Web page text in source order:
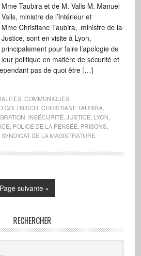
Mme Taubira et de M. Valls M. Manuel
Valls, ministre de l’Intérieur et
Mme Christiane Taubira, ministre de la
Justice, sont en visite à Lyon,
principalement pour faire l’apologie de
leur politique en matière de sécurité et
pas de quoi être […]
, COMMUNIQUÉS
GOLLNISCH CHRISTIANE TAUBIRA,
INSÉCURITÉ JUSTICE LYON
POLICE DE LA PENSÉE PRISONS,
SYNDICAT DE LA MAGISTRATURE
Page suivante »
RECHERCHER